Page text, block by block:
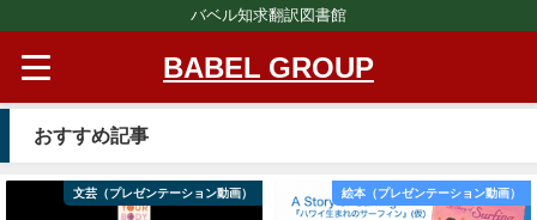
バベル知求翻訳図書館
BABEL GROUP
おすすめ記事
文芸（プレゼンテーション動画） 絵本（プレゼンテーション動画）